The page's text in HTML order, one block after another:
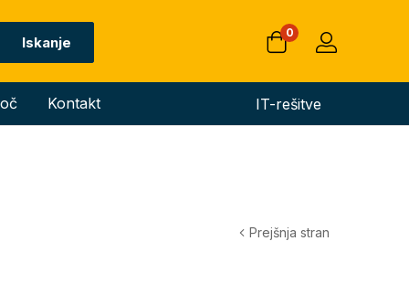
Iskanje
0
Kontakt IT-rešitve
Prejšnja stran